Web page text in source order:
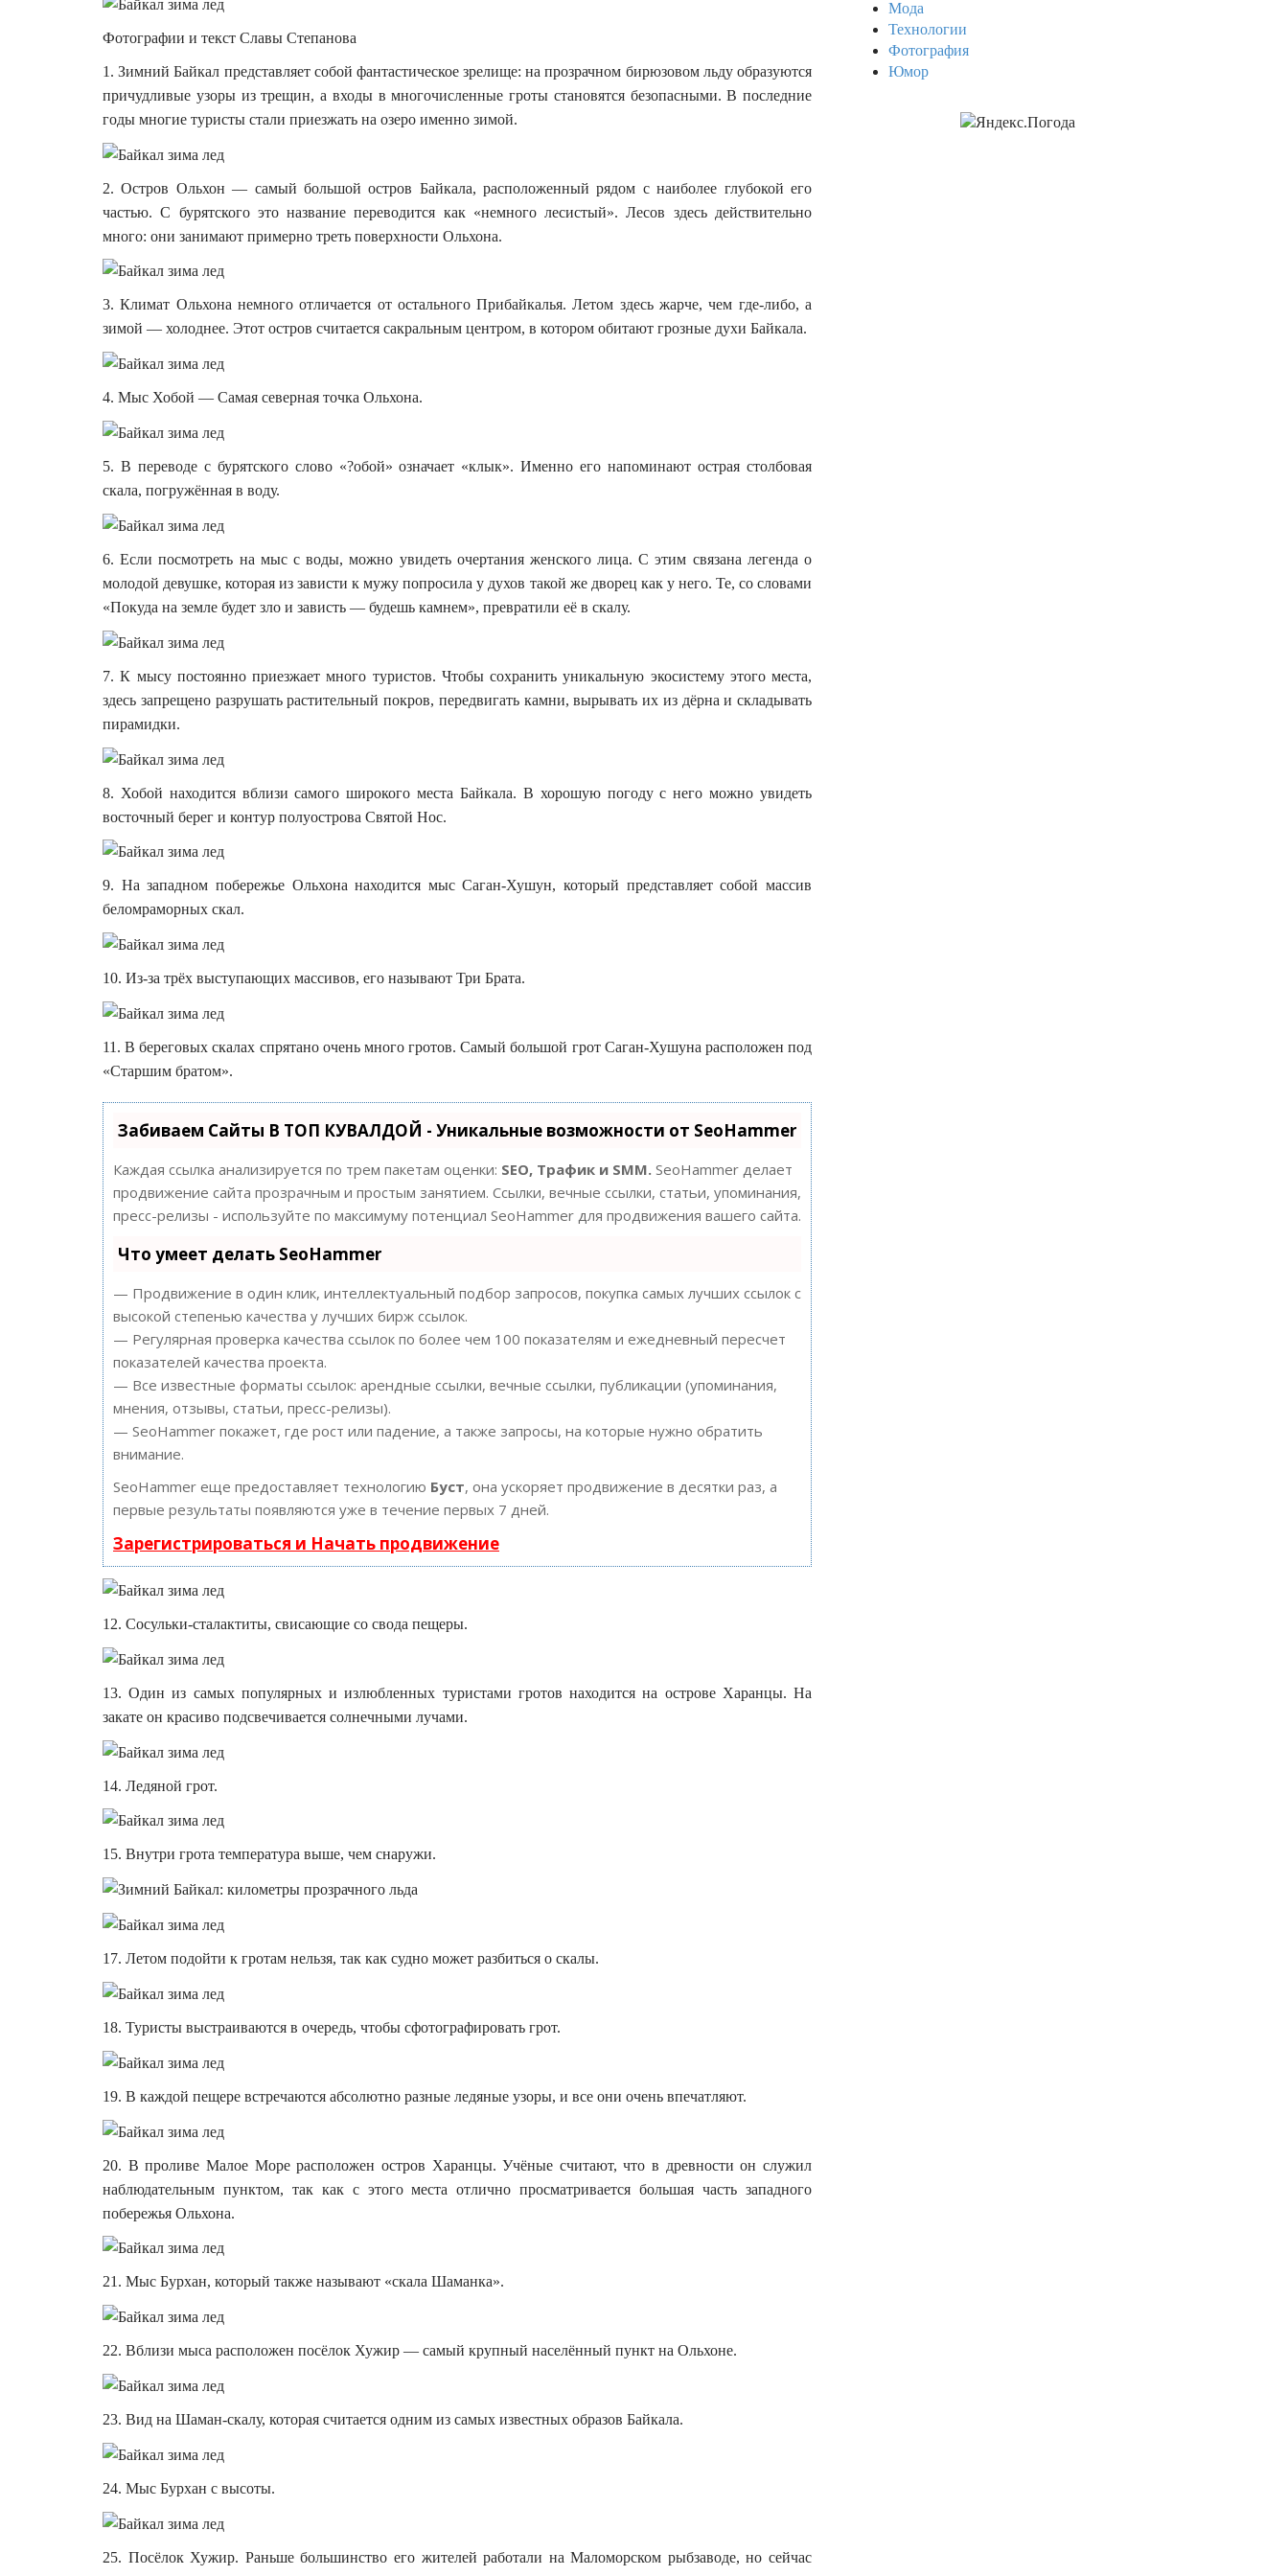
Фотографии и текст Славы Степанова
1. Зимний Байкал представляет собой фантастическое зрелище: на прозрачном бирюзовом льду образуются
причудливые узоры из трещин, а входы в многочисленные гроты становятся безопасными. В последние
годы многие туристы стали приезжать на озеро именно зимой.
2. Остров Ольхон — самый большой остров Байкала, расположенный рядом с наиболее глубокой его
частью. С бурятского это название переводится как «немного лесистый». Лесов здесь действительно
много: они занимают примерно треть поверхности Ольхона.
3. Климат Ольхона немного отличается от остального Прибайкалья. Летом здесь жарче, чем где-либо, а
зимой — холоднее. Этот остров считается сакральным центром, в котором обитают грозные духи Байкала.
4. Мыс Хобой — Самая северная точка Ольхона.
5. В переводе с бурятского слово «?обой» означает «клык». Именно его напоминают острая столбовая
скала, погружённая в воду.
6. Если посмотреть на мыс с воды, можно увидеть очертания женского лица. С этим связана легенда о
молодой девушке, которая из зависти к мужу попросила у духов такой же дворец как у него. Те, со словами
«Покуда на земле будет зло и зависть — будешь камнем», превратили её в скалу.
7. К мысу постоянно приезжает много туристов. Чтобы сохранить уникальную экосистему этого места,
здесь запрещено разрушать растительный покров, передвигать камни, вырывать их из дёрна и складывать
пирамидки.
8. Хобой находится вблизи самого широкого места Байкала. В хорошую погоду с него можно увидеть
восточный берег и контур полуострова Святой Нос.
9. На западном побережье Ольхона находится мыс Саган-Хушун, который представляет собой массив
беломраморных скал.
10. Из-за трёх выступающих массивов, его называют Три Брата.
11. В береговых скалах спрятано очень много гротов. Самый большой грот Саган-Хушуна расположен под
«Старшим братом».
Забиваем Сайты В ТОП КУВАЛДОЙ - Уникальные возможности от SeoHammer
Каждая ссылка анализируется по трем пакетам оценки: SEO, Трафик и SMM. SeoHammer делает
продвижение сайта прозрачным и простым занятием. Ссылки, вечные ссылки, статьи, упоминания,
пресс-релизы - используйте по максимуму потенциал SeoHammer для продвижения вашего сайта.
Что умеет делать SeoHammer
— Продвижение в один клик, интеллектуальный подбор запросов, покупка самых лучших ссылок с
высокой степенью качества у лучших бирж ссылок.
— Регулярная проверка качества ссылок по более чем 100 показателям и ежедневный пересчет
показателей качества проекта.
— Все известные форматы ссылок: арендные ссылки, вечные ссылки, публикации (упоминания,
мнения, отзывы, статьи, пресс-релизы).
— SeoHammer покажет, где рост или падение, а также запросы, на которые нужно обратить
внимание.
SeoHammer еще предоставляет технологию Буст, она ускоряет продвижение в десятки раз, а
первые результаты появляются уже в течение первых 7 дней.
Зарегистрироваться и Начать продвижение
12. Сосульки-сталактиты, свисающие со свода пещеры.
13. Один из самых популярных и излюбленных туристами гротов находится на острове Харанцы. На
закате он красиво подсвечивается солнечными лучами.
14. Ледяной грот.
15. Внутри грота температура выше, чем снаружи.
17. Летом подойти к гротам нельзя, так как судно может разбиться о скалы.
18. Туристы выстраиваются в очередь, чтобы сфотографировать грот.
19. В каждой пещере встречаются абсолютно разные ледяные узоры, и все они очень впечатляют.
20. В проливе Малое Море расположен остров Харанцы. Учёные считают, что в древности он служил
наблюдательным пунктом, так как с этого места отлично просматривается большая часть западного
побережья Ольхона.
21. Мыс Бурхан, который также называют «скала Шаманка».
22. Вблизи мыса расположен посёлок Хужир — самый крупный населённый пункт на Ольхоне.
23. Вид на Шаман-скалу, которая считается одним из самых известных образов Байкала.
24. Мыс Бурхан с высоты.
25. Посёлок Хужир. Раньше большинство его жителей работали на Маломорском рыбзаводе, но сейчас
Мода
Технологии
Фотография
Юмор